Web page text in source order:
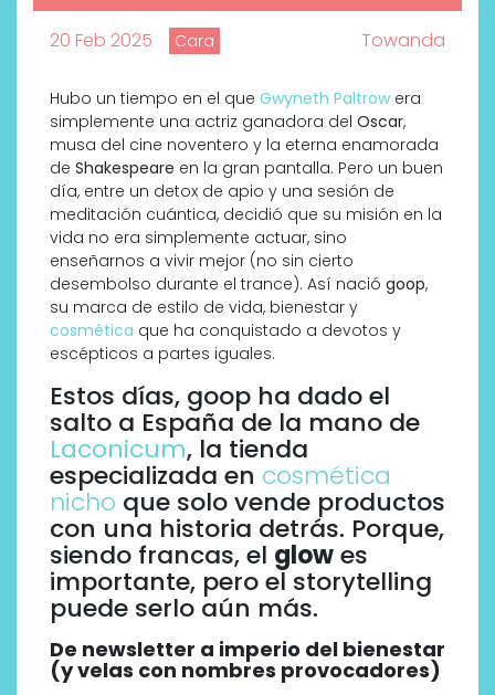
20 Feb 2025 Cara Towanda
Hubo un tiempo en el que Gwyneth Paltrow era
simplemente una actriz ganadora del Oscar,
musa del cine noventero y la eterna enamorada
de Shakespeare en la gran pantalla. Pero un buen
día, entre un detox de apio y una sesión de
meditación cuántica, decidió que su misión en la
vida no era simplemente actuar, sino
enseñarnos a vivir mejor (no sin cierto
desembolso durante el trance). Así nació goop,
su marca de estilo de vida, bienestar y
cosmética que ha conquistado a devotos y
escépticos a partes iguales.
Estos días, goop ha dado el
salto a España de la mano de
Laconicum, la tienda
especializada en cosmética
nicho que solo vende productos
con una historia detrás. Porque,
siendo francas, el glowes
importante, pero el storytelling
puede serlo aún más.
De newsletter a imperio del bienestar
(y velas con nombres provocadores)